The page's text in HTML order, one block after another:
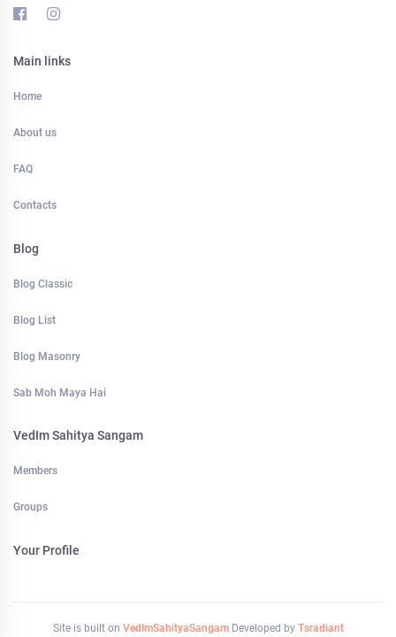
Main links
Home
About us
FAQ
Contacts
Blog
Blog Classic
Blog List
Blog Masonry
Sab Moh Maya Hai
VedIm Sahitya Sangam
Members
Groups
Your Profile
Site is built on VedImSahityaSangamDeveloped by Tsradiant